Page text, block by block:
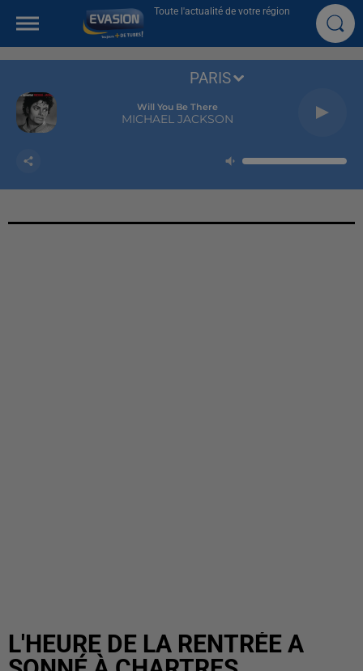
Toute l'actualité de votre région
Will You Be There
MICHAEL JACKSON
PARIS
L'HEURE DE LA RENTRÉE A